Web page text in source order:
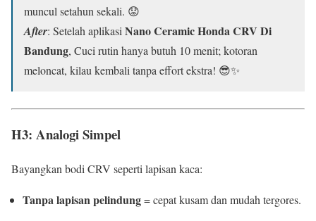
muncul setahun sekali. 😟
After: Setelah aplikasi Nano Ceramic Honda CRV Di
Bandung, Cuci rutin hanya butuh 10 menit; kotoran
meloncat, kilau kembali tanpa effort ekstra! 😎✨
H3: Analogi Simpel
Bayangkan bodi CRV seperti lapisan kaca:
Tanpa lapisan pelindung= cepat kusam dan mudah tergores.